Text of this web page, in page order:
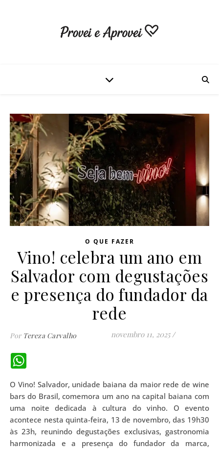
O QUE FAZER
Vino! celebra um ano em
Salvador com degustações
e presença do fundador da
rede
novembro 11, 2025 /
Por Tereza Carvalho
O Vino! Salvador, unidade baiana da maior rede de wine
bars do Brasil, comemora um ano na capital baiana com
uma noite dedicada à cultura do vinho. O evento
acontece nesta quinta-feira, 13 de novembro, das 19h30
às 23h, reunindo degustações exclusivas, gastronomia
harmonizada e a presença do fundador da marca,